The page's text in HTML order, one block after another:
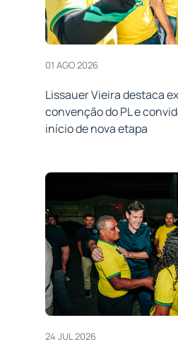
01 AGO 2026
Lissauer Vieira destaca
convenção do PL e
início de nova etapa
24 JUL 2026